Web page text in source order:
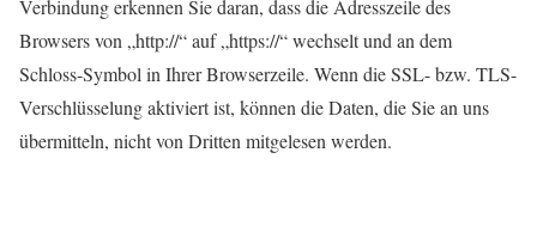
Verbindung erkennen Sie daran, dass die Adresszeile des
Browsers von „http://“ auf „https://“ wechselt und an dem
Schloss-Symbol in Ihrer Browserzeile. Wenn die SSL- bzw. TLS-
Verschlüsselung aktiviert ist, können die Daten, die Sie an uns
übermitteln, nicht von Dritten mitgelesen werden.